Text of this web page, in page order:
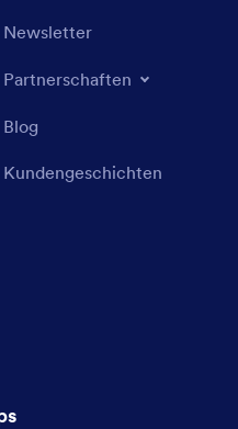
Newsletter
Partnerschaften
Blog
Kundengeschichten